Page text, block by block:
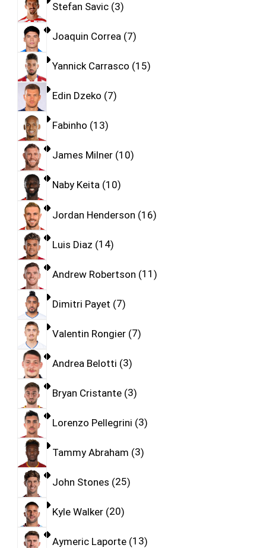
Stefan Savic 3
Joaquin Correa 7
Yannick Carrasco 15
Edin Dzeko 7
Fabinho 13
James Milner 10
Naby Keita 10
Jordan Henderson 16
Luis Diaz 14
Andrew Robertson 11
Dimitri Payet 7
Valentin Rongier 7
Andrea Belotti 3
Bryan Cristante 3
Lorenzo Pellegrini 3
Tammy Abraham 3
John Stones 25
Kyle Walker 20
Aymeric Laporte 13